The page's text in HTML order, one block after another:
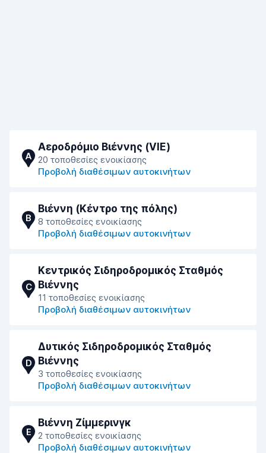
A
Αεροδρόμιο Βιέννης (VIE)
20 τοποθεσίες ενοικίασης
Προβολή διαθέσιμων αυτοκινήτων
B
Βιέννη (Κέντρο της πόλης)
8 τοποθεσίες ενοικίασης
Προβολή διαθέσιμων αυτοκινήτων
C
Κεντρικός Σιδηροδρομικός Σταθμός
Βιέννης
11 τοποθεσίες ενοικίασης
Προβολή διαθέσιμων αυτοκινήτων
D
Δυτικός Σιδηροδρομικός Σταθμός
Βιέννης
3 τοποθεσίες ενοικίασης
Προβολή διαθέσιμων αυτοκινήτων
E
Βιέννη Ζίμμερινγκ
2 τοποθεσίες ενοικίασης
Προβολή διαθέσιμων αυτοκινήτων